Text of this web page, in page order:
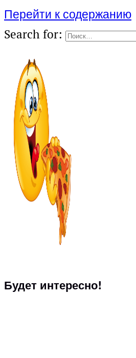
Перейти к содержанию
Search for:
Будет интересно!